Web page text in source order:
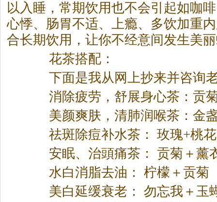
以入睡，常期饮用也不会引起如咖
心悸、肠胃不适、上瘾、多饮加重
合长期饮用，让你不经意间发生美
花茶搭配：
下面是我从网上抄来并咨询
消除疲劳，舒展身心茶 ：贡
美颜爽肤，清肺润喉茶 ：金
祛斑除痘补水茶 ： 玫瑰+桃
安眠、治頭痛茶 ： 贡菊＋薰
水白消脂去油： 柠檬＋贡菊
美白延缓衰老： 勿忘我＋玉